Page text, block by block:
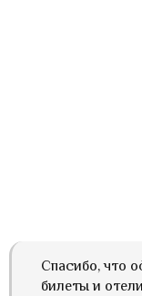
Спасибо, что
билеты и